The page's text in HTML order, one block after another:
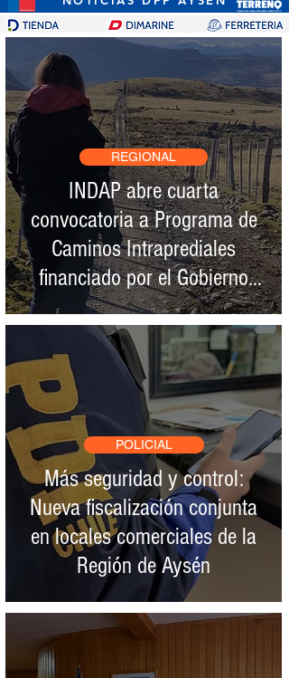
INDAP abre cuarta
convocatoria a Programa de
Caminos Intraprediales
financiado por el Gobierno
Regional de Aysén
REGIONAL
Más seguridad y control:
Nueva fiscalización conjunta
en locales comerciales de la
Región de Aysén
POLICIAL